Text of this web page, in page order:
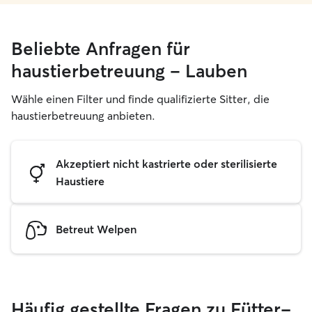
Beliebte Anfragen für
haustierbetreuung – Lauben
Wähle einen Filter und finde qualifizierte Sitter, die
haustierbetreuung anbieten.
Akzeptiert nicht kastrierte oder sterilisierte
Haustiere
Betreut Welpen